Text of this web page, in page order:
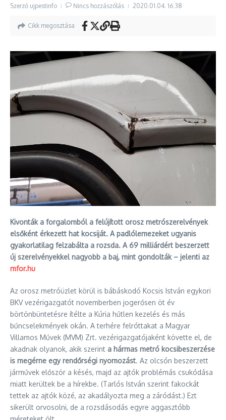
Szerző ujpestinfo Nincs hozzászólás 2020.01.04. 16:38
Cikk megosztása
Kivonták a forgalomból a felújított orosz metrószerelvények
elsőként érkezett hat kocsiját. A padlólemezeket ugyanis
gyakorlatilag felzabálta a rozsda. A 69 milliárdért beszerzett
új szerelvényekkel nagyobb a baj, mint gondolták – jelenti az
mfor.hu
Az orosz metróüzlet körül is bábáskodó Kocsis István egykori
BKV vezérigazgatót novemberben jogerősen öt év
börtönbüntetésre ítélte a Kúria hűtlen kezelés és más
bűncselekmények okán. A terhére felróttakat a Magyar
Villamos Művek (MVM) Zrt. vezérigazgatójaként követte el, de
akadnak olyanok, akik szerint a hármas metró kocsibeszerzése
is megérne egy rendőrségi nyomozást. Az olcsón beszerzett
járművek először a késés, majd az ajtók problémás csukódása
miatt kerültek be a hírekbe. (Tarlós István szerint fakockát
tettek az ajtók közé, az akadályozta meg a záródást.) Ezt
sikerült orvosolni, de a rozsdásodás egyre aggasztóbb